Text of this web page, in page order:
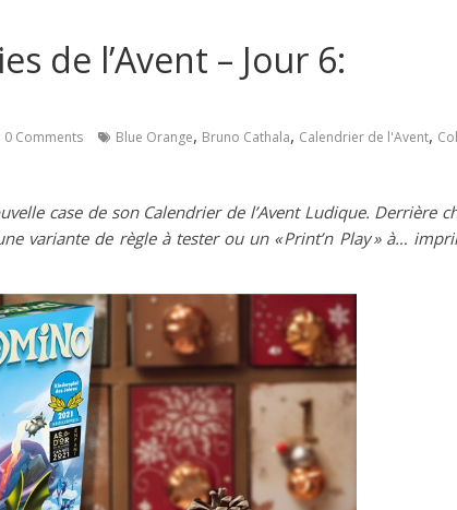
de l’Avent – Jour 6:
0 Comments Blue Orange, Bruno Cathala, Calendrier de l'Avent,
case de son Calendrier de l’Avent Ludique. Derrière
variante de règle à tester ou un « Print’n Play » à…